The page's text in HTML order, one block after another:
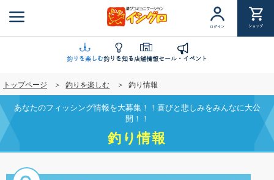
ン
に
移
動
ログイン ショップ
釣りを楽しむ釣りを知る店舗情報セール・イベント
トップページ 釣りを楽しむ 釣り情報
あなたのフィッシング情報を大募集！！喜びと悲しみをみんなに大公
開！！
釣り情報